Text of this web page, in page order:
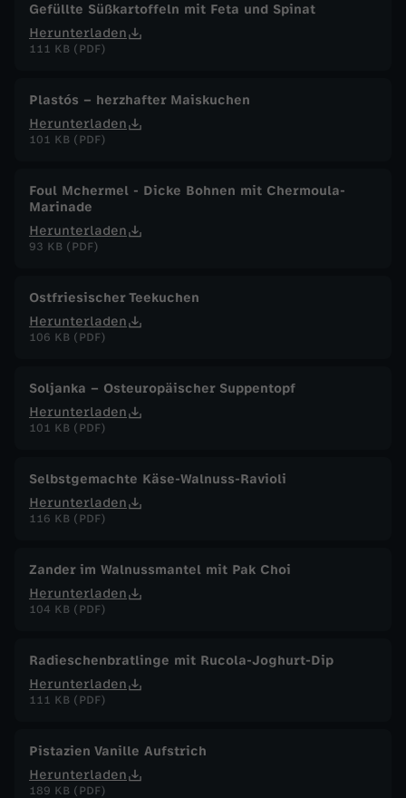
Gefüllte Süßkartoffeln mit Feta und Spinat
Herunterladen
111 KB (PDF)
Plastós – herzhafter Maiskuchen
Herunterladen
101 KB (PDF)
Foul Mchermel - Dicke Bohnen mit Chermoula-
Marinade
Herunterladen
93 KB (PDF)
Ostfriesischer Teekuchen
Herunterladen
106 KB (PDF)
Soljanka – Osteuropäischer Suppentopf
Herunterladen
101 KB (PDF)
Selbstgemachte Käse-Walnuss-Ravioli
Herunterladen
116 KB (PDF)
Zander im Walnussmantel mit Pak Choi
Herunterladen
104 KB (PDF)
Radieschenbratlinge mit Rucola-Joghurt-Dip
Herunterladen
111 KB (PDF)
Pistazien Vanille Aufstrich
Herunterladen
189 KB (PDF)